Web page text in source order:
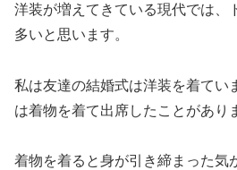
洋装が増えてきている現代では、
多いと思います。
私は友達の結婚式は洋装を着てい
は着物を着て出席したことがあり
着物を着ると身が引き締まった気